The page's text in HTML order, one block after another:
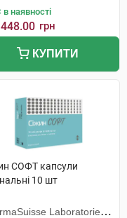
в наявності
448.00 грн
КУПИТИ
СОФТ капсули
10 шт
Laboratories